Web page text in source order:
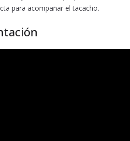
para acompañar el tacacho.